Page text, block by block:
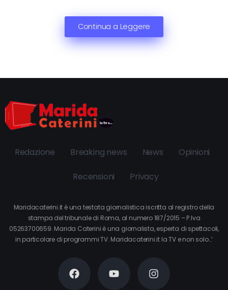
Continua a Leggere
Redazione Breaking news News Opinioni
Recensioni Privacy
Maridacaterini.it è una testata giornalistica iscritta al registro della
stampa del tribunale di Roma, al numero 187/2015 – P.Iva
05263700659. Marida Caterini è una giornalista, esperta di spettacoli,
in particolare di programmi TV. Maridacaterini.it la TV e non solo…’